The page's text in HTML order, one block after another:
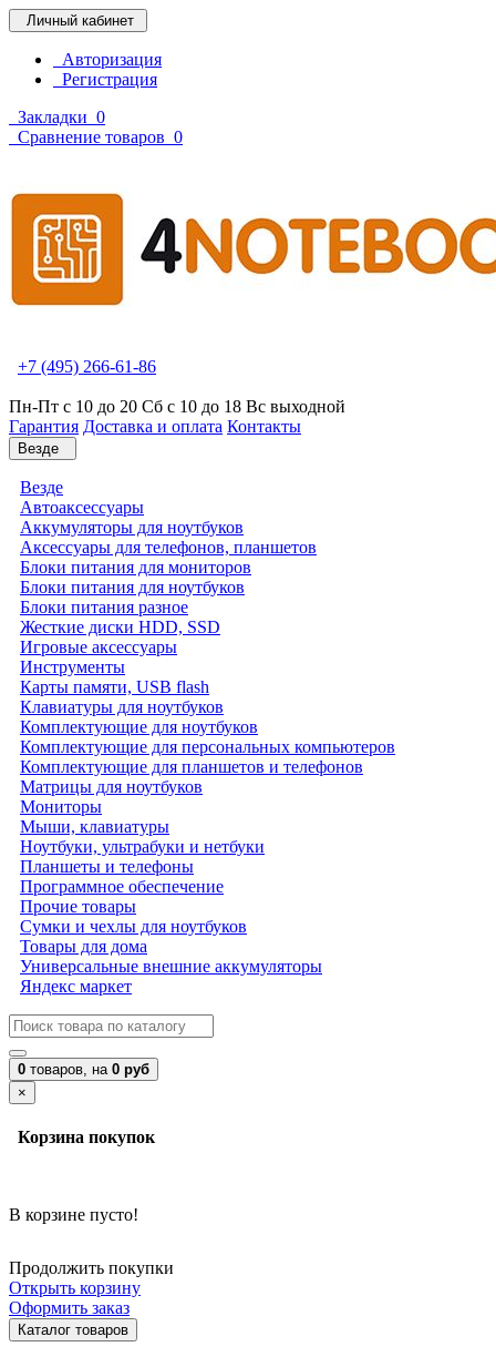
Личный кабинет
Авторизация
Регистрация
Закладки 0
Сравнение товаров 0
+7 (495) 266-61-86
Пн-Пт с 10 до 20 Сб с 10 до 18 Вс выходной
Гарантия Доставка и оплата Контакты
Везде
Везде
Автоаксессуары
Аккумуляторы для ноутбуков
Аксессуары для телефонов, планшетов
Блоки питания для мониторов
Блоки питания для ноутбуков
Блоки питания разное
Жесткие диски HDD, SSD
Игровые аксессуары
Инструменты
Карты памяти, USB flash
Клавиатуры для ноутбуков
Комплектующие для ноутбуков
Комплектующие для персональных компьютеров
Комплектующие для планшетов и телефонов
Матрицы для ноутбуков
Мониторы
Мыши, клавиатуры
Ноутбуки, ультрабуки и нетбуки
Планшеты и телефоны
Программное обеспечение
Прочие товары
Сумки и чехлы для ноутбуков
Товары для дома
Универсальные внешние аккумуляторы
Яндекс маркет
0 товаров, на 0 руб
×
Корзина покупок
В корзине пусто!
Продолжить покупки
Открыть корзину
Оформить заказ
Каталог товаров